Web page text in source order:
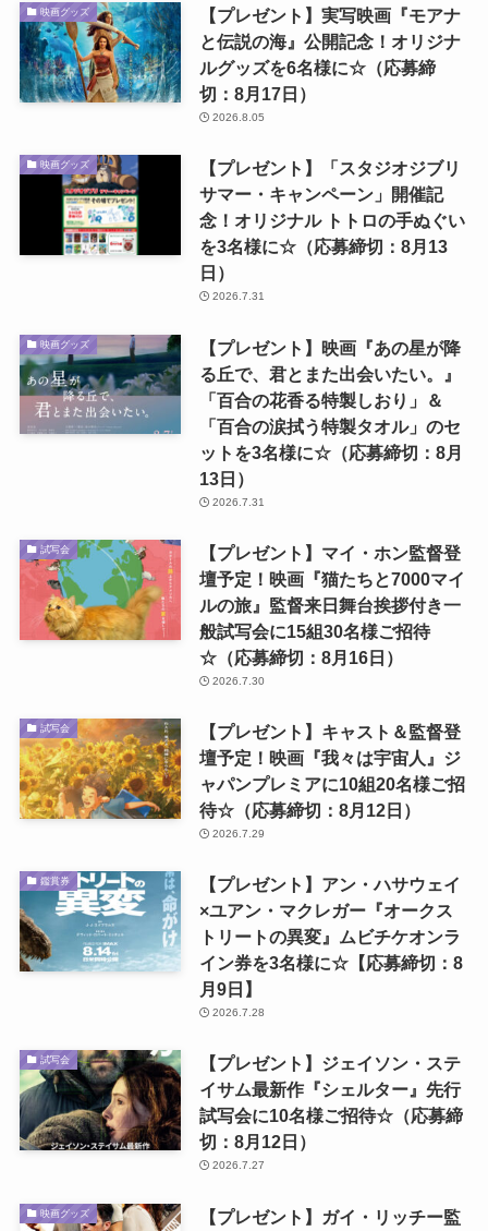
映画グッズ
【プレゼント】実写映画『モアナ
と伝説の海』公開記念！オリジナ
ルグッズを6名様に☆（応募締
切：8月17日）
2026.8.05
映画グッズ
【プレゼント】「スタジオジブリ
サマー・キャンペーン」開催記
念！オリジナル トトロの手ぬぐい
を3名様に☆（応募締切：8月13
日）
2026.7.31
映画グッズ
【プレゼント】映画『あの星が降
る丘で、君とまた出会いたい。』
「百合の花香る特製しおり」＆
「百合の涙拭う特製タオル」のセ
ットを3名様に☆（応募締切：8月
13日）
2026.7.31
試写会
【プレゼント】マイ・ホン監督登
壇予定！映画『猫たちと7000マイ
ルの旅』監督来日舞台挨拶付き一
般試写会に15組30名様ご招待
☆（応募締切：8月16日）
2026.7.30
試写会
【プレゼント】キャスト＆監督登
壇予定！映画『我々は宇宙人』ジ
ャパンプレミアに10組20名様ご招
待☆（応募締切：8月12日）
2026.7.29
鑑賞券
【プレゼント】アン・ハサウェイ
×ユアン・マクレガー『オークス
トリートの異変』ムビチケオンラ
イン券を3名様に☆【応募締切：8
月9日】
2026.7.28
試写会
【プレゼント】ジェイソン・ステ
イサム最新作『シェルター』先行
試写会に10名様ご招待☆（応募締
切：8月12日）
2026.7.27
映画グッズ
【プレゼント】ガイ・リッチー監